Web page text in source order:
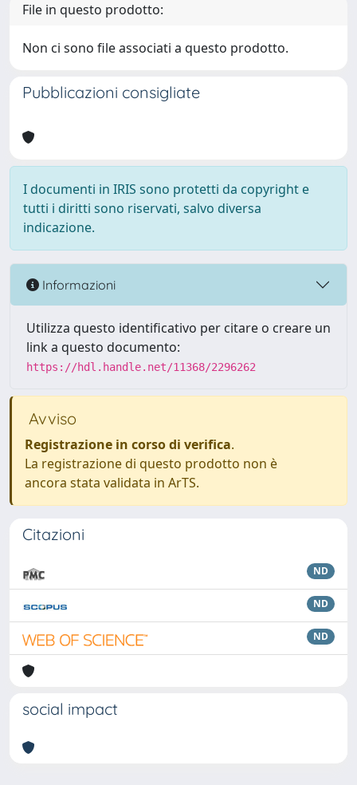
File in questo prodotto:
Non ci sono file associati a questo prodotto.
Pubblicazioni consigliate
I documenti in IRIS sono protetti da copyright e
tutti i diritti sono riservati, salvo diversa
indicazione.
Informazioni
Utilizza questo identificativo per citare o creare un
link a questo documento:
https://hdl.handle.net/11368/2296262
Avviso
Registrazione in corso di verifica.
La registrazione di questo prodotto non è
ancora stata validata in ArTS.
Citazioni
ND
ND
ND
social impact